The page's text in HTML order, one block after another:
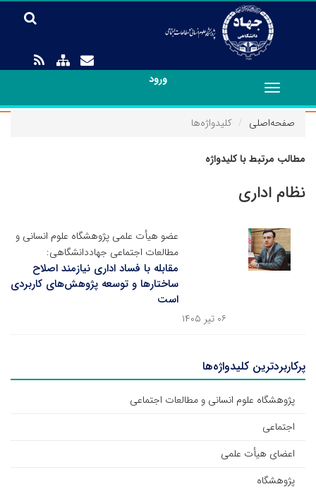
ورود
Toggle
navigation
صفحه‌اصلی
کلیدواژه‌ها
مطالب مرتبط با کلیدواژه
نظام اداری
عضو هیأت علمی پژوهشگاه علوم انسانی و
مطالعات اجتماعی جهاددانشگاهی:
مقابله با فساد اداری نیازمند اصلاح
ساختارها و توسعه پژوهش‌های کاربردی
است
۰۶ تیر ۱۴۰۵
پرکاربردترین کلیدواژه‌ها
پژوهشگاه علوم انسانی و مطالعات اجتماعی
اجتماعی
اعضای هیأت علمی
پژوهشگاه